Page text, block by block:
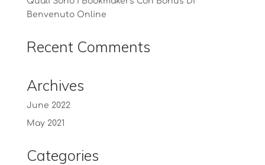
Benvenuto Online
Recent Comments
Archives
June 2022
May 2021
Categories